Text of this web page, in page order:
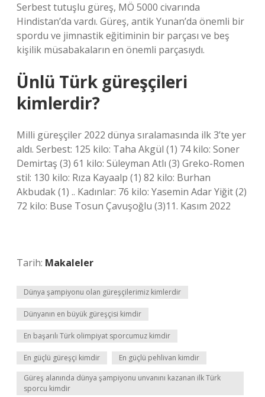
Serbest tutuşlu güreş, MÖ 5000 civarında
Hindistan’da vardı. Güreş, antik Yunan’da önemli bir
spordu ve jimnastik eğitiminin bir parçası ve beş
kişilik müsabakaların en önemli parçasıydı.
Ünlü Türk güreşçileri
kimlerdir?
Milli güreşçiler 2022 dünya sıralamasında ilk 3’te yer
aldı. Serbest: 125 kilo: Taha Akgül (1) 74 kilo: Soner
Demirtaş (3) 61 kilo: Süleyman Atlı (3) Greko-Romen
stil: 130 kilo: Rıza Kayaalp (1) 82 kilo: Burhan
Akbudak (1) .. Kadınlar: 76 kilo: Yasemin Adar Yiğit (2)
72 kilo: Buse Tosun Çavuşoğlu (3)11. Kasım 2022
Tarih: Makaleler
Dünya şampiyonu olan güreşçilerimiz kimlerdir
Dünyanın en büyük güreşçisi kimdir
En başarılı Türk olimpiyat sporcumuz kimdir
En güçlü güreşçi kimdir
En güçlü pehlivan kimdir
Güreş alanında dünya şampiyonu unvanını kazanan ilk Türk
sporcu kimdir